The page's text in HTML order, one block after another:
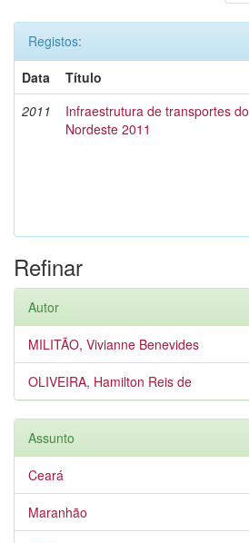
Registos:
Data
Título
2011
Infraestrutura de transportes do
Nordeste 2011
Refinar
Autor
MILITÃO, Vivianne Benevides
OLIVEIRA, Hamilton Reis de
Assunto
Ceará
Maranhão